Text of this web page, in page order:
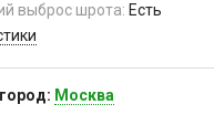
выброс шрота: Есть
Москва